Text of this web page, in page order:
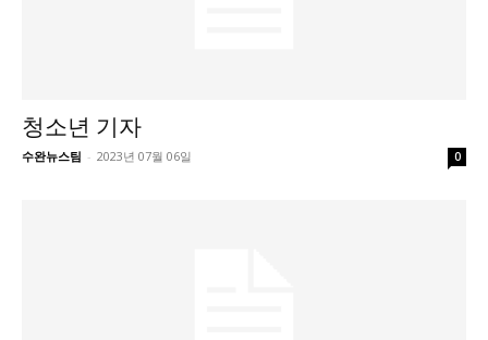
청소년 기자
수완뉴스팀 - 2023년 07월 06일 0